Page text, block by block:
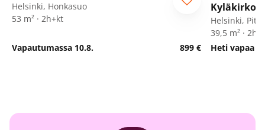
Helsinki, Honkasuo
53 m² · 2h+kt
Vapautumassa 10.8. 899 €
Helsinki,
39,5 m² ·
Heti vapaa